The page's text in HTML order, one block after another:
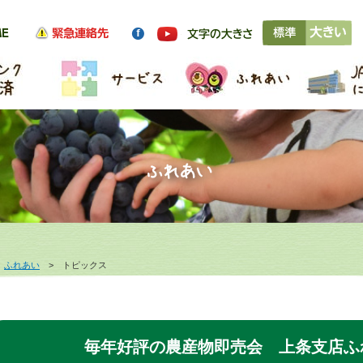
ふれあい > トピックス
毎年好評の農産物即売会 上条支店ふ